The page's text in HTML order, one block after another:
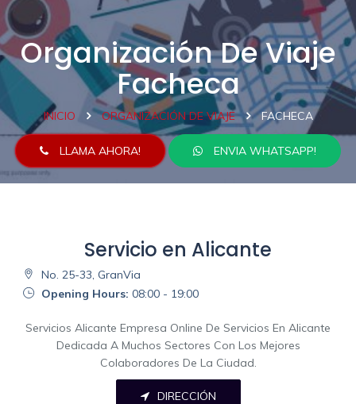
Organización De Viaje
Facheca
INICIO ORGANIZACIÓN DE VIAJE FACHECA
LLAMA AHORA! ENVIA WHATSAPP!
Servicio en Alicante
No. 25-33, GranVia
Opening Hours: 08:00 - 19:00
Servicios Alicante Empresa Online De Servicios En Alicante
Dedicada A Muchos Sectores Con Los Mejores
Colaboradores De La Ciudad.
DIRECCIÓN